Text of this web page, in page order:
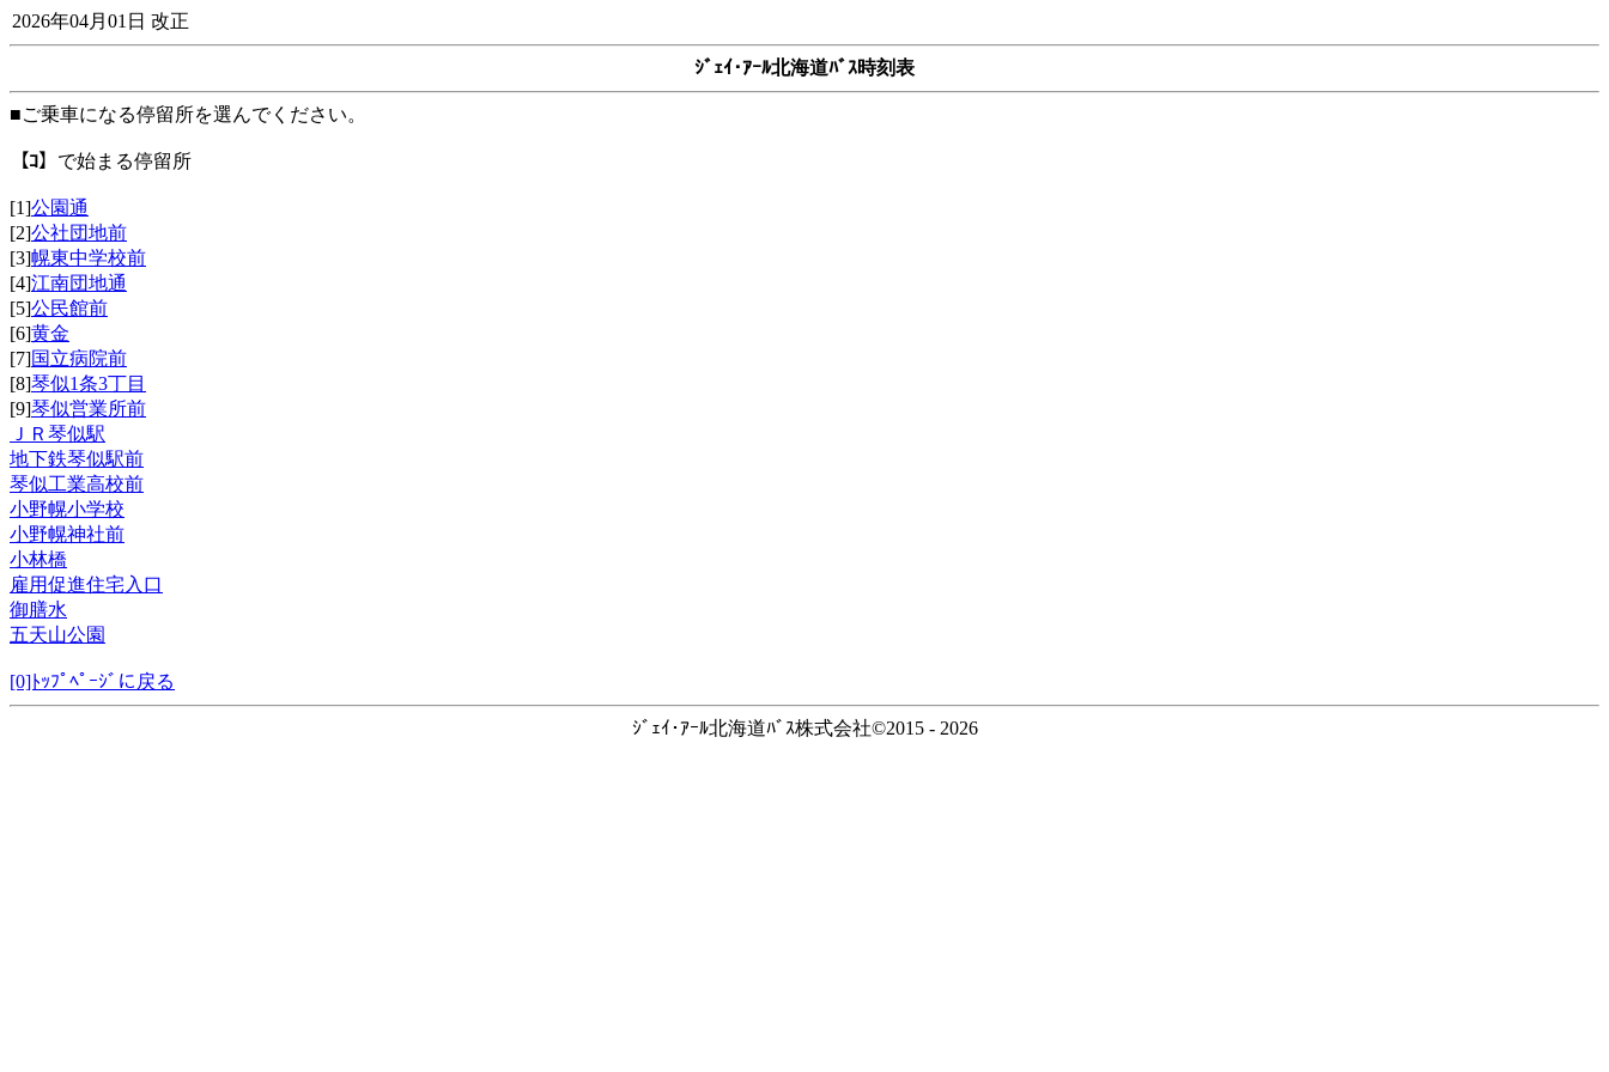
2026年04月01日 改正
ｼﾞｪｲ･ｱｰﾙ北海道ﾊﾞｽ時刻表
■ご乗車になる停留所を選んでください。
【ｺ】 で始まる停留所
[1]公園通
[2]公社団地前
[3]幌東中学校前
[4]江南団地通
[5]公民館前
[6]黄金
[7]国立病院前
[8]琴似1条3丁目
[9]琴似営業所前
ＪＲ琴似駅
地下鉄琴似駅前
琴似工業高校前
小野幌小学校
小野幌神社前
小林橋
雇用促進住宅入口
御膳水
五天山公園
[0]ﾄｯﾌﾟﾍﾟｰｼﾞに戻る
ｼﾞｪｲ･ｱｰﾙ北海道ﾊﾞｽ株式会社©2015 - 2026